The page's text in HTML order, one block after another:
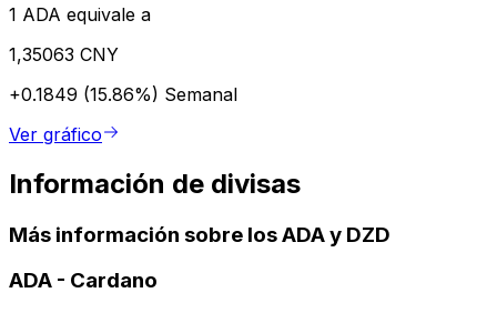
1 ADA equivale a
1,35063 CNY
+0.1849 (15.86%) Semanal
Ver gráfico
Información de divisas
Más información sobre los ADA y DZD
ADA - Cardano